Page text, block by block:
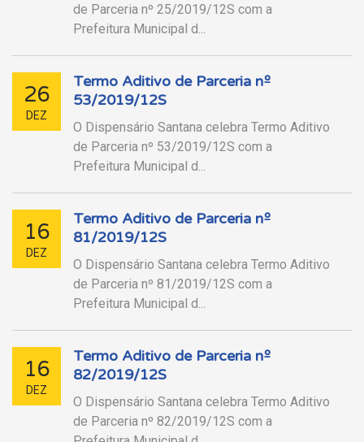
de Parceria nº 25/2019/12S com a
Prefeitura Municipal d...
26
DEZ
Termo Aditivo de Parceria nº
53/2019/12S
O Dispensário Santana celebra Termo Aditivo
de Parceria nº 53/2019/12S com a
Prefeitura Municipal d...
16
DEZ
Termo Aditivo de Parceria nº
81/2019/12S
O Dispensário Santana celebra Termo Aditivo
de Parceria nº 81/2019/12S com a
Prefeitura Municipal d...
16
DEZ
Termo Aditivo de Parceria nº
82/2019/12S
O Dispensário Santana celebra Termo Aditivo
de Parceria nº 82/2019/12S com a